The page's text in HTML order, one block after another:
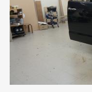
2023年9月(1)
2023年8月
2023年4月
2022年12月
2022年10月